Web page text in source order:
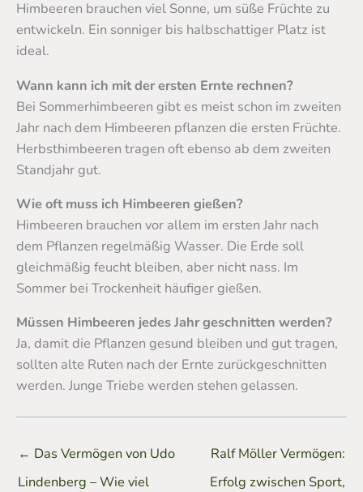
Himbeeren brauchen viel Sonne, um süße Früchte zu
entwickeln. Ein sonniger bis halbschattiger Platz ist
ideal.
Wann kann ich mit der ersten Ernte rechnen?
Bei Sommerhimbeeren gibt es meist schon im zweiten
Jahr nach dem Himbeeren pflanzen die ersten Früchte.
Herbsthimbeeren tragen oft ebenso ab dem zweiten
Standjahr gut.
Wie oft muss ich Himbeeren gießen?
Himbeeren brauchen vor allem im ersten Jahr nach
dem Pflanzen regelmäßig Wasser. Die Erde soll
gleichmäßig feucht bleiben, aber nicht nass. Im
Sommer bei Trockenheit häufiger gießen.
Müssen Himbeeren jedes Jahr geschnitten werden?
Ja, damit die Pflanzen gesund bleiben und gut tragen,
sollten alte Ruten nach der Ernte zurückgeschnitten
werden. Junge Triebe werden stehen gelassen.
← Das Vermögen von Udo
Lindenberg – Wie viel
Ralf Möller Vermögen:
Erfolg zwischen Sport,